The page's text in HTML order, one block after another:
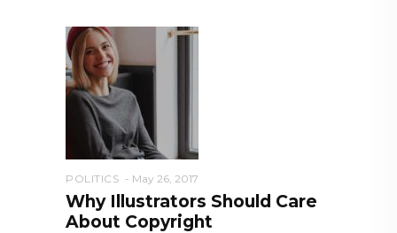
POLITICS May 26, 2017
Why Illustrators Should Care
About Copyright